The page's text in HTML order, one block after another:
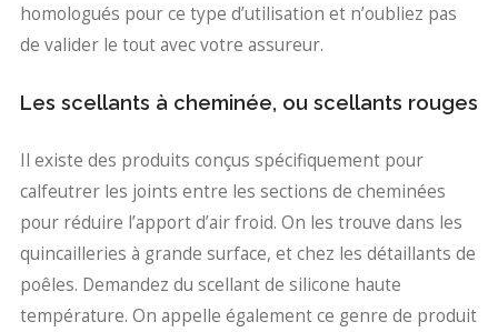
homologués pour ce type d’utilisation et n’oubliez pas
de valider le tout avec votre assureur.
Les scellants à cheminée, ou scellants rouges
Il existe des produits conçus spécifiquement pour
calfeutrer les joints entre les sections de cheminées
pour réduire l’apport d’air froid. On les trouve dans les
quincailleries à grande surface, et chez les détaillants de
poêles. Demandez du scellant de silicone haute
température. On appelle également ce genre de produit